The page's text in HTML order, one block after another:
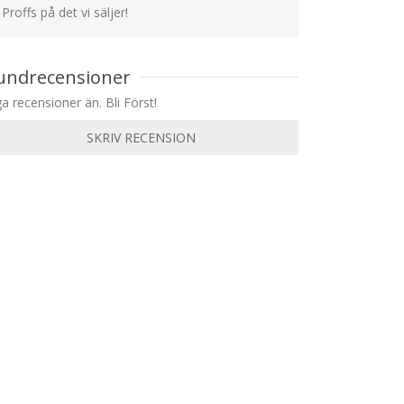
Proffs på det vi säljer!
recensioner än. Bli Först!
SKRIV RECENSION